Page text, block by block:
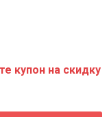
купон на скидку